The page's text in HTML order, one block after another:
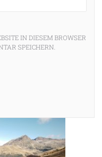
IN DIESEM BROWSER
SPEICHERN.